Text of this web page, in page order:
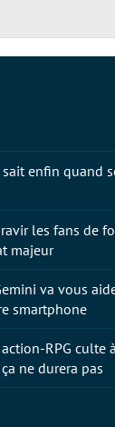
sait enfin quand
ravir les fans de
majeur
va vous
smartphone
RPG culte
ne durera pas